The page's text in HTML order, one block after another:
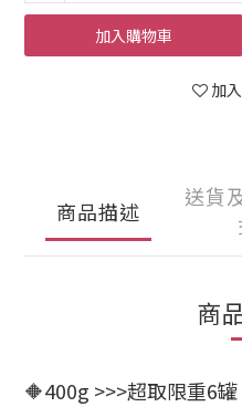
加入購物車
加
商品描述
送貨
商
🔶400g >>>超取限重6